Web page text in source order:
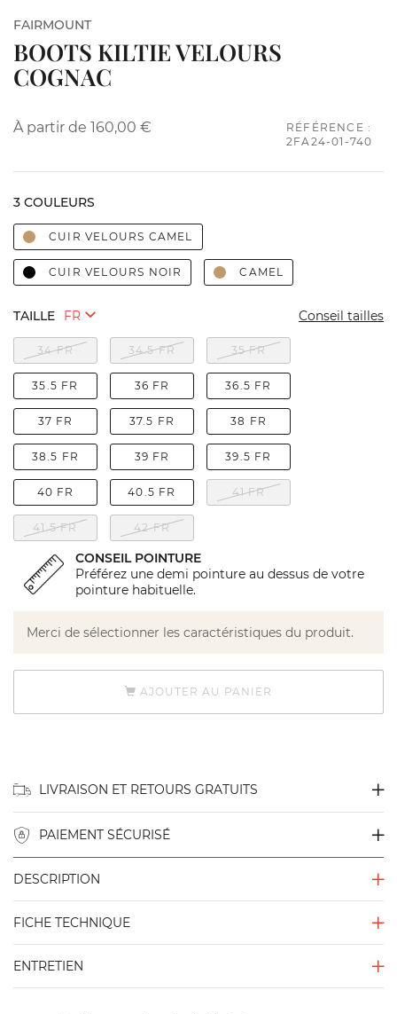
FAIRMOUNT
BOOTS KILTIE VELOURS
COGNAC
À partir de 160,00 €
RÉFÉRENCE :
2FA24-01-740
3 COULEURS
CUIR VELOURS CAMEL
CUIR VELOURS NOIR CAMEL
TAILLE Conseil tailles
34 FR 34.5 FR 35 FR
35.5 FR 36 FR 36.5 FR
37 FR 37.5 FR 38 FR
38.5 FR 39 FR 39.5 FR
40 FR 40.5 FR 41 FR
41.5 FR 42 FR
CONSEIL POINTURE
Préférez une demi pointure au dessus de votre
pointure habituelle.
Merci de sélectionner les caractéristiques du produit.
AJOUTER AU PANIER
LIVRAISON ET RETOURS GRATUITS
PAIEMENT SÉCURISÉ
DESCRIPTION
FICHE TECHNIQUE
ENTRETIEN